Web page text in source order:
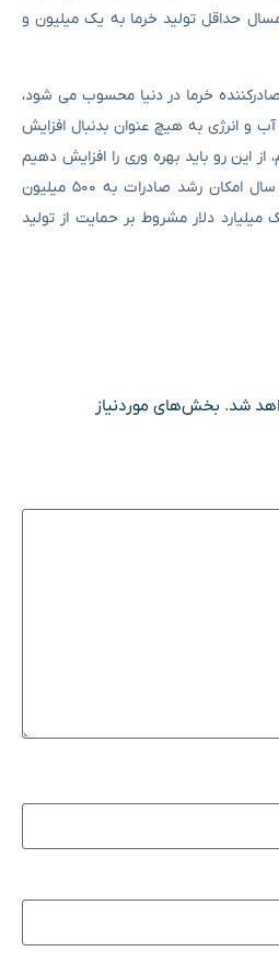
حداقل تولید خرما به یک میلیون و
صادرکننده خرما در دنیا محسوب می شود،
و انرژی به هیچ عنوان بدنبال افزایش
این رو باید بهره وری را افزایش دهیم
که براین اساس ظرف مدت ۵ سال امکان رشد صادرات به ۵۰۰ میلیون
دلار مشروط بر حمایت از تولید
شد. بخش‌های موردنیاز